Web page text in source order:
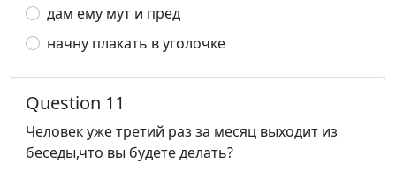
дам ему мут и пред
начну плакать в уголочке
Question 11
Человек уже третий раз за месяц выходит из
беседы,что вы будете делать?